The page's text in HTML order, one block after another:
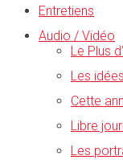
Entretiens
Audio / Vidéo
Le Plus
Les
Cette
Libre
Les